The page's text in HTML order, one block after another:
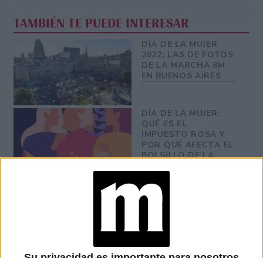
TAMBIÉN TE PUEDE INTERESAR
DÍA DE LA MUJER
2022: LAS DE FOTOS
DE LA MARCHA 8M
EN BUENOS AIRES
DÍA DE LA MUJER:
QUÉ ES EL
IMPUESTO ROSA Y
POR QUÉ AFECTA EL
BOLSILLO DE LA
DÍA DE LA MUJER:
ESTOS SON LOS
PAÍSES MÁS
POLÍTICAS DE